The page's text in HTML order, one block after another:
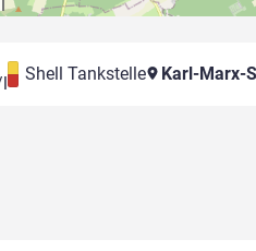
Shell Tankstelle Karl-Marx-